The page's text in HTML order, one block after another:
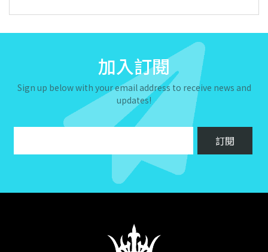
加入訂閱
Sign up below with your email address to receive news and
updates!